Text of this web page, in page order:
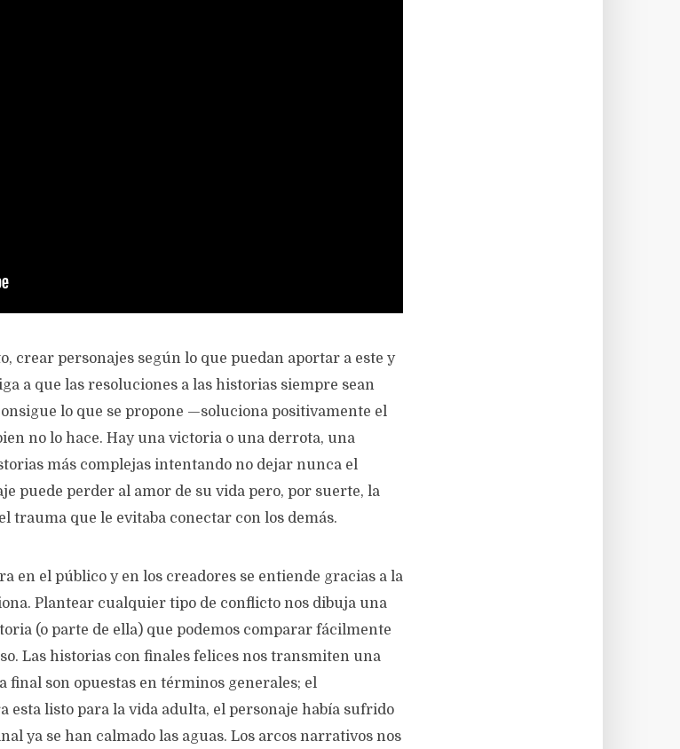
crear personajes según lo que puedan aportar a este y
a que las resoluciones a las historias siempre sean
lo que se propone —soluciona positivamente el
no lo hace. Hay una victoria o una derrota, una
más complejas intentando no dejar nunca el
puede perder al amor de su vida pero, por suerte, la
trauma que le evitaba conectar con los demás.
en el público y en los creadores se entiende gracias a la
Plantear cualquier tipo de conflicto nos dibuja una
(o parte de ella) que podemos comparar fácilmente
Las historias con finales felices nos transmiten una
final son opuestas en términos generales; el
esta listo para la vida adulta, el personaje había sufrido
ya se han calmado las aguas. Los arcos narrativos nos